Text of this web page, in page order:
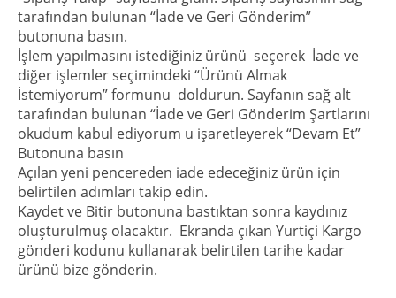
tarafından bulunan “İade ve Geri Gönderim”
butonuna basın.
İşlem yapılmasını istediğiniz ürünü seçerek İade ve
diğer işlemler seçimindeki “Ürünü Almak
İstemiyorum” formunu doldurun. Sayfanın sağ alt
tarafından bulunan “İade ve Geri Gönderim Şartlarını
okudum kabul ediyorum u işaretleyerek “Devam Et”
Butonuna basın
Açılan yeni pencereden iade edeceğiniz ürün için
belirtilen adımları takip edin.
Kaydet ve Bitir butonuna bastıktan sonra kaydınız
oluşturulmuş olacaktır. Ekranda çıkan Yurtiçi Kargo
gönderi kodunu kullanarak belirtilen tarihe kadar
ürünü bize gönderin.